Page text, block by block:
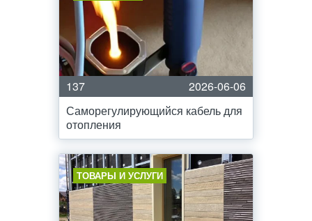
137
2026-06-06
Саморегулирующийся кабель для
отопления
ТОВАРЫ И УСЛУГИ